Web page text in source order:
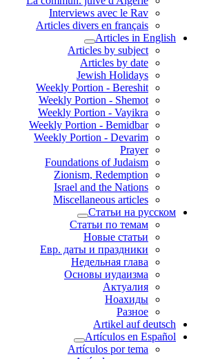
Interviews avec le Rav
Articles divers en français
Articles in English
Articles by subject
Articles by date
Jewish Holidays
Weekly Portion - Bereshit
Weekly Portion - Shemot
Weekly Portion - Vayikra
Weekly Portion - Bemidbar
Weekly Portion - Devarim
Prayer
Foundations of Judaism
Zionism, Redemption
Israel and the Nations
Miscellaneous articles
Статьи на русском
Статьи по темам
Новые статьи
Евр. даты и праздники
Недельная глава
Основы иудаизма
Актуалия
Ноахиды
Разное
Artikel auf deutsch
Artículos en Español
Artículos por tema